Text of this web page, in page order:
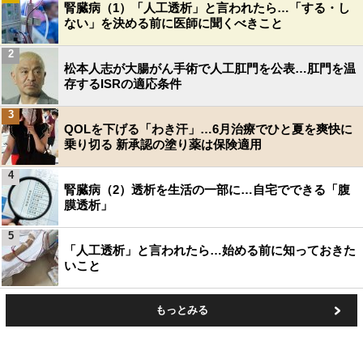
腎臓病（1）「人工透析」と言われたら…「する・し
ない」を決める前に医師に聞くべきこと
松本人志が大腸がん手術で人工肛門を公表…肛門を温
存するISRの適応条件
2
QOLを下げる「わき汗」…6月治療でひと夏を爽快に
乗り切る 新承認の塗り薬は保険適用
3
腎臓病（2）透析を生活の一部に…自宅でできる「腹
膜透析」
4
「人工透析」と言われたら…始める前に知っておきた
いこと
5
もっとみる